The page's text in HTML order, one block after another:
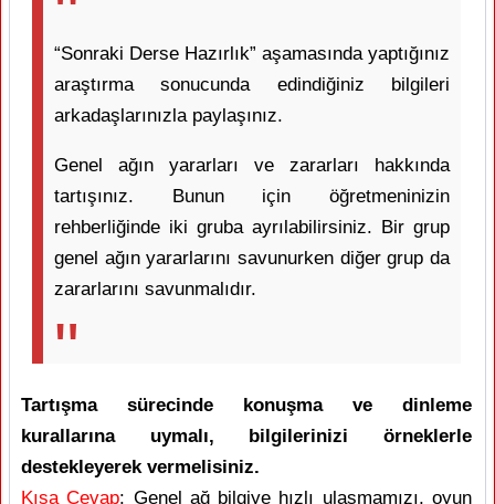
“Sonraki Derse Hazırlık” aşamasında yaptığınız
araştırma sonucunda edindiğiniz bilgileri
arkadaşlarınızla paylaşınız.
Genel ağın yararları ve zararları hakkında
tartışınız. Bunun için öğretmeninizin
rehberliğinde iki gruba ayrılabilirsiniz. Bir grup
genel ağın yararlarını savunurken diğer grup da
zararlarını savunmalıdır.
Tartışma sürecinde konuşma ve dinleme
kurallarına uymalı, bilgilerinizi örneklerle
destekleyerek vermelisiniz.
Kısa Cevap: Genel ağ bilgiye hızlı ulaşmamızı, oyun